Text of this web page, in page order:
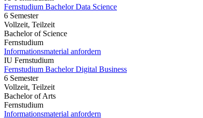
Fernstudium Bachelor Data Science
6 Semester
Vollzeit, Teilzeit
Bachelor of Science
Fernstudium
Informationsmaterial anfordern
IU Fernstudium
Fernstudium Bachelor Digital Business
6 Semester
Vollzeit, Teilzeit
Bachelor of Arts
Fernstudium
Informationsmaterial anfordern